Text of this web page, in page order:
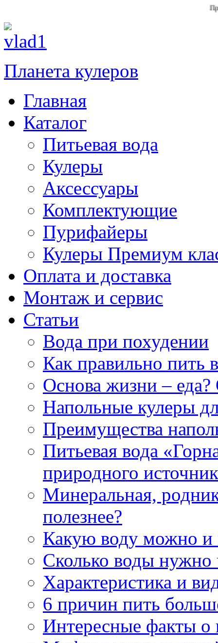
При
Планета кулеров
Главная
Каталог
Питьевая вода
Кулеры
Аксессуары
Комплектующие
Пурифайеры
Кулеры Премиум
Оплата и доставка
Монтаж и сервис
Статьи
Вода при похудении
Как правильно пить
Основа жизни –
Напольные кулеры
Преимущества
Питьевая вода
природного
Минеральная,
полезнее?
Какую воду можно и
Сколько воды нужно
Характеристика и
6 причин пить
Интересные факты о